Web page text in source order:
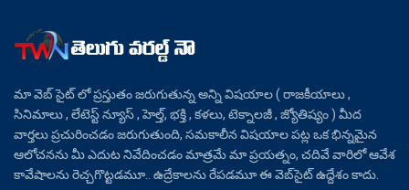
మా వెబ్ సైట్ లో ప్రస్తుతం జరుగుతున్న అన్ని విషయాల ( రాజకీయాలు ,
సినిమాలు , లేటెస్ట్ న్యూస్ , హెల్త్, భక్తి , కళలు, టెక్నాలజీ , జ్యోతిష్యం ) మీద
వార్తలు ప్రచురించడం జరుగుతుంది, సమకాలీన విషయాల పట్ల ఒక భిన్నమైన
ఆలోచనను మీ ఎదుట నివేదించడం మాత్రమే మా ప్రయత్నం, చదివే వారిలో ఆవేశ
కావేషాలను రెచ్చగొట్టడమూ.. ఉద్రేకాలను రేపడమూ ఈ వెబ్‌సైట్ ఉద్దేశం కాదు.